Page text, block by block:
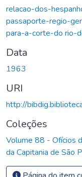
relacao-dos-
passaporte-regio-
para-a-corte-do rio-
Data
1963
URI
http://
Coleções
Volume 88 - Ofícios
da Capitania de São